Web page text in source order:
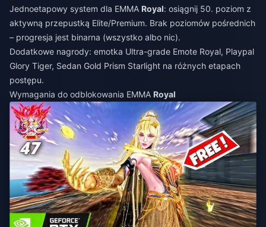
Jednoetapowy system dla EMMA Royal: osiągnij 50. poziom z
aktywną przepustką Elite/Premium. Brak poziomów pośrednich
– progresja jest binarna (wszystko albo nic).
Dodatkowe nagrody: emotka Ultra-grade Emote Royal, Playpal
Glory Tiger, Sedan Gold Prism Starlight na różnych etapach
postępu.
Wymagania do odblokowania EMMA Royal